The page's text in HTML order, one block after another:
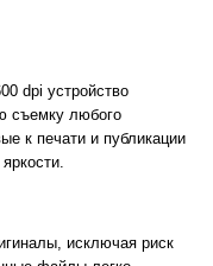
dpi устройство
съемку любого
к печати и публикации
исключая риск